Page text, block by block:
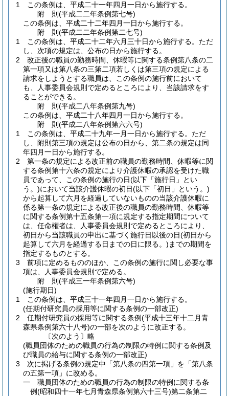
1
この条例は、平成二十一年四月一日から施行する。
附 則(平成二二年条例第七号)
この条例は、平成二十二年四月一日から施行する。
附 則(平成二二年条例第二七号)
1
この条例は、平成二十二年六月三十日から施行する。 ただ
し、次項の規定は、公布の日から施行する。
2
改正後の職員の勤務時間、休暇等に関する条例第八条の二
第一項又は第八条の三第二項若しくは第三項の規定による
請求をしようとする職員は、この条例の施行前において
も、人事委員会規則で定めるところにより、当該請求をす
ることができる。
附 則(平成二八年条例第九号)
この条例は、平成二十八年四月一日から施行する。
附 則(平成二八年条例第六六号)
1
この条例は、平成二十九年一月一日から施行する。 ただ
し、附則第三項の規定は公布の日から、第二条の規定は同
年四月一日から施行する。
2
第一条の規定による改正前の職員の勤務時間、休暇等に関
する条例第十六条の規定により介護休暇の承認を受けた職
員であって、この条例の施行の日(以下「施行日」とい
う。)において当該介護休暇の初日(以下「初日」という。)
から起算して六月を経過していないものの当該介護休暇に
係る第一条の規定による改正後の職員の勤務時間、休暇等
に関する条例第十五条第一項に規定する指定期間について
は、任命権者は、人事委員会規則で定めるところにより、
初日から当該職員の申出に基づく施行日以後の日(初日から
起算して六月を経過する日までの日に限る。) までの期間を
指定するものとする。
3
前項に定めるもののほか、この条例の施行に関し必要な事
項は、人事委員会規則で定める。
附 則(平成三一年条例第六号)
(施行期日)
1
この条例は、平成三十一年四月一日から施行する。
(任期付研究員の採用等に関する条例の一部改正)
2
任期付研究員の採用等に関する条例(平成十三年十二月青
森県条例第六十八号)の一部を次のように改正する。
〔次のよう〕略
(職員団体のための職員の行為の制限の特例に関する条例及
び職員の給与に関する条例の一部改正)
3
次に掲げる条例の規定中「第八条の四第一項」を「第八条
の五第一項」に改める。
一
職員団体のための職員の行為の制限の特例に関する条
例(昭和四十一年七月青森県条例第六十三号)第二条第二